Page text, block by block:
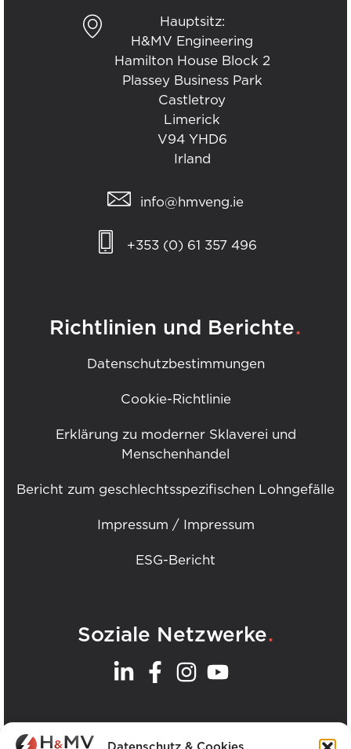
Hauptsitz:
H&MV Engineering
Hamilton House Block 2
Plassey Business Park
Castletroy
Limerick
V94 YHD6
Irland
info@hmveng.ie
+353 (0) 61 357 496
Richtlinien und Berichte.
Datenschutzbestimmungen
Cookie-Richtlinie
Erklärung zu moderner Sklaverei und
Menschenhandel
Bericht zum geschlechtsspezifischen Lohngefälle
Impressum / Impressum
ESG-Bericht
Soziale Netzwerke.
Unsere Büros .